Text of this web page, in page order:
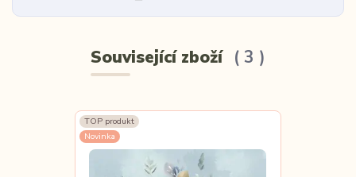
Související zboží 3
TOP produkt
Novinka